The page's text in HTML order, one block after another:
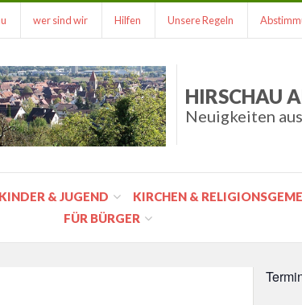
wer sind wir Hilfen Unsere Regeln
HIRSCHAU
Neuigkeiten
KINDER & JUGEND KIRCHEN &
FÜR BÜRGER